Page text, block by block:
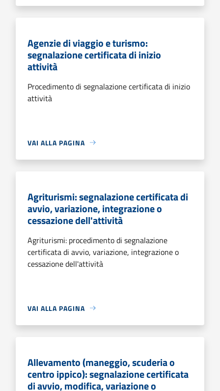
Agenzie di viaggio e turismo:
segnalazione certificata di inizio
attività
Procedimento di segnalazione certificata di inizio
attività
VAI ALLA PAGINA
Agriturismi: segnalazione certificata di
avvio, variazione, integrazione o
cessazione dell'attività
Agriturismi: procedimento di segnalazione
certificata di avvio, variazione, integrazione o
cessazione dell'attività
VAI ALLA PAGINA
Allevamento (maneggio, scuderia o
centro ippico): segnalazione certificata
di avvio, modifica, variazione o